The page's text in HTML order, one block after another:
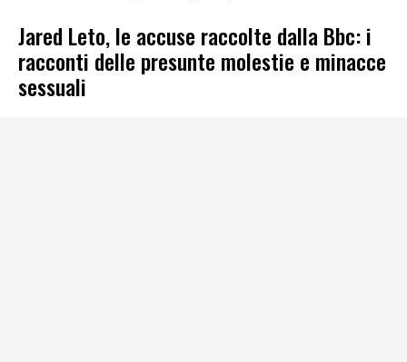
Jared Leto, le accuse raccolte dalla Bbc: i
racconti delle presunte molestie e minacce
sessuali